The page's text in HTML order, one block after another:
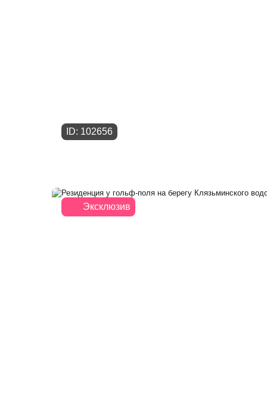
ID: 102656
Эксклюзив